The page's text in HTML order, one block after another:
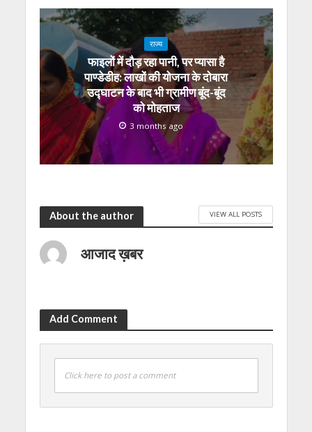
राज्य
फाइलों में दौड़ रहा पानी, पर प्यासा है
पाण्डेडीह: लाखों की योजना के दोबारा
उद्घाटन के बाद भी ग्रामीण बूंद-बूंद
को मोहताज
3 months ago
About the author VIEW ALL POSTS
आजाद ख़बर
Add Comment
Click here to post a comment